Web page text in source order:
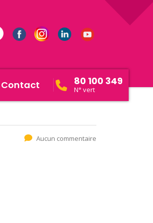
Contact 80 100 349
N° vert
Aucun commentaire